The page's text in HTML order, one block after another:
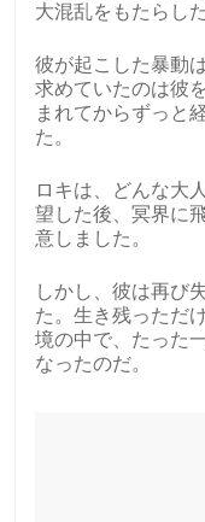
大混乱をもたらした
彼が起こした暴動
求めていたのは彼
まれてからずっと
た。
ロキは、どんな大
望した後、冥界に
意しました。
しかし、彼は再び
た。生き残っただ
境の中で、たった
なったのだ。